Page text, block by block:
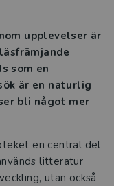
upplevelser är
som en
är en naturlig
bli något mer
en central del
litteratur
utan också